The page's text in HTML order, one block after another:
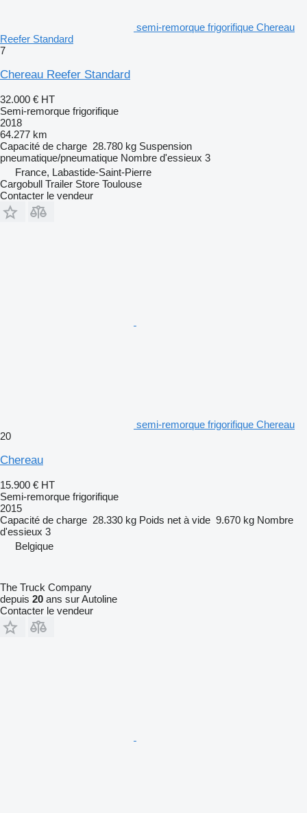
semi-remorque frigorifique Chereau
Reefer Standard
7
Chereau Reefer Standard
32.000 € HT
Semi-remorque frigorifique
2018
64.277 km
Capacité de charge 28.780 kg Suspension
pneumatique/pneumatique Nombre d'essieux 3
France, Labastide-Saint-Pierre
Cargobull Trailer Store Toulouse
Contacter le vendeur
semi-remorque frigorifique Chereau
20
Chereau
15.900 € HT
Semi-remorque frigorifique
2015
Capacité de charge 28.330 kg Poids net à vide 9.670 kg Nombre
d'essieux 3
Belgique
The Truck Company
depuis 20 ans sur Autoline
Contacter le vendeur